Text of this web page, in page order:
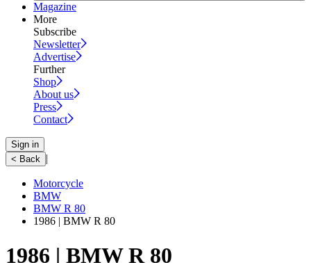
Magazine
More
Subscribe
Newsletter
Advertise
Further
Shop
About us
Press
Contact
Sign in
< Back |
Motorcycle
BMW
BMW R 80
1986 | BMW R 80
1986 | BMW R 80